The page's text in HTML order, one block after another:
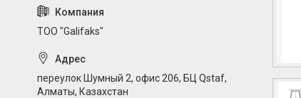
ТОО "Galifaks"
переулок Шумный 2, офис 206, БЦ Qstaf,
Алматы, Казахстан